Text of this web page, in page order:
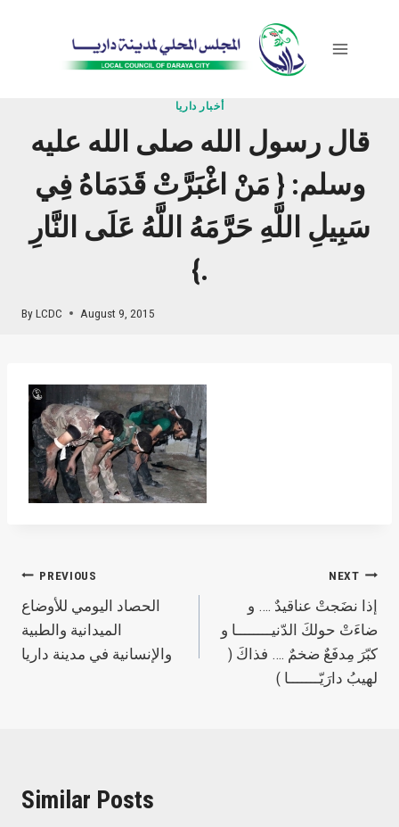
أخبار داريا
قال رسول الله صلى الله عليه
وسلم: { مَنْ اغْبَرَّتْ قَدَمَاهُ فِي
سَبِيلِ اللَّهِ حَرَّمَهُ اللَّهُ عَلَى النَّارِ
}.
ByLCDC August 9, 2015
Post
navigation
PREVIOUS
‫الحصاد اليومي‬ للأوضاع
الميدانية والطبية
NEXT
إذا نضَجتْ عناقيدٌ …. و
ضاءَتْ حولكَ الدّنيــــــــا و
كبّرَ مِدفَعٌ ضخمٌ …. فذاكَ (
لهيبُ دارَيّـــــــا )
Similar Posts